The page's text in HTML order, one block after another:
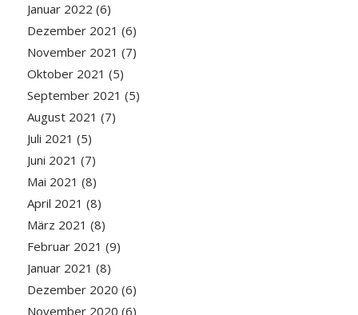
Januar 2022 (6)
Dezember 2021 (6)
November 2021 (7)
Oktober 2021 (5)
September 2021 (5)
August 2021 (7)
Juli 2021 (5)
Juni 2021 (7)
Mai 2021 (8)
April 2021 (8)
März 2021 (8)
Februar 2021 (9)
Januar 2021 (8)
Dezember 2020 (6)
November 2020 (6)